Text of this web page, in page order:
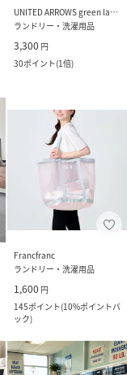
UNITED ARROWS green label relaxing
ランドリー・洗濯用品
3,300 円
30ポイント(1倍)
Francfranc
ランドリー・洗濯用品
1,600 円
145ポイント(10%ポイントバ
ック)